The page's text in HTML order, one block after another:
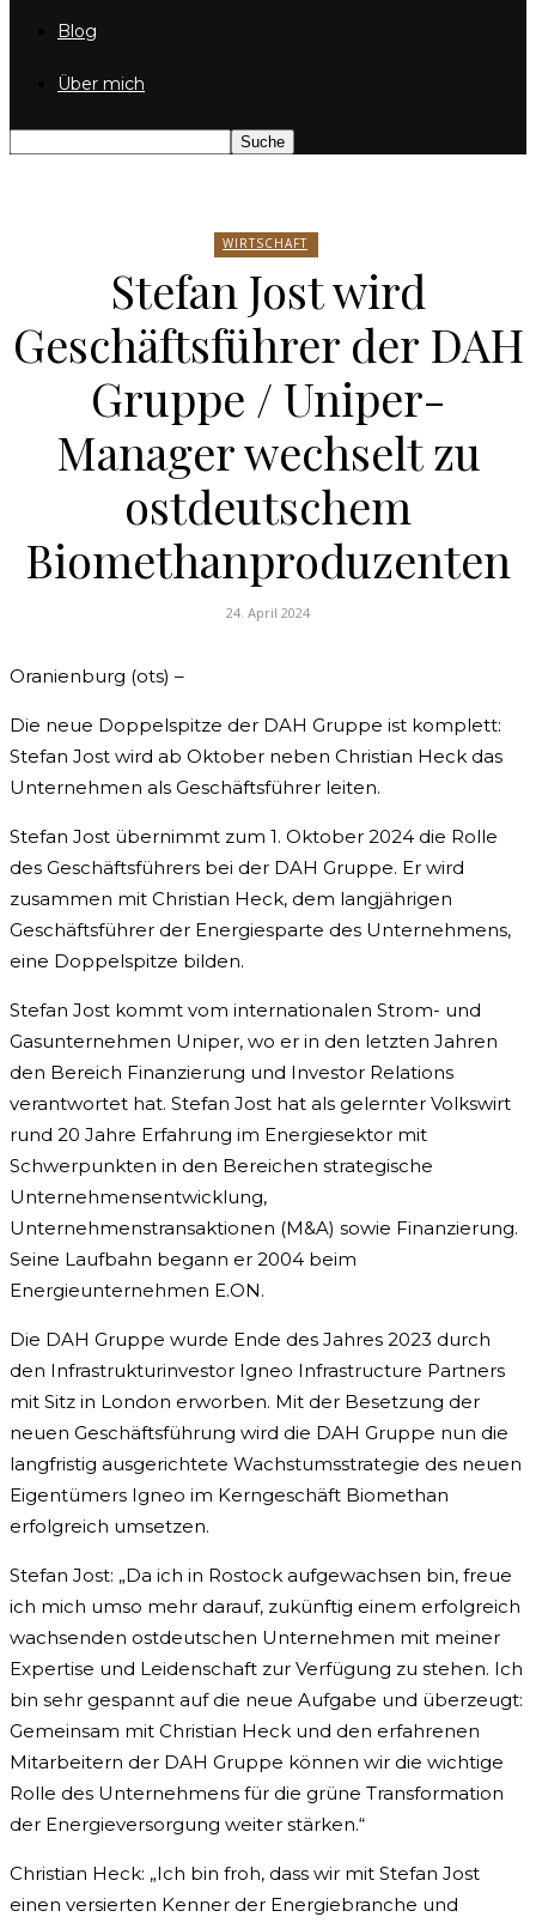
Blog
Über mich
WIRTSCHAFT
Stefan Jost wird
Geschäftsführer der DAH
Gruppe / Uniper-
Manager wechselt zu
ostdeutschem
Biomethanproduzenten
24. April 2024
Oranienburg (ots) –
Die neue Doppelspitze der DAH Gruppe ist komplett:
Stefan Jost wird ab Oktober neben Christian Heck das
Unternehmen als Geschäftsführer leiten.
Stefan Jost übernimmt zum 1. Oktober 2024 die Rolle
des Geschäftsführers bei der DAH Gruppe. Er wird
zusammen mit Christian Heck, dem langjährigen
Geschäftsführer der Energiesparte des Unternehmens,
eine Doppelspitze bilden.
Stefan Jost kommt vom internationalen Strom- und
Gasunternehmen Uniper, wo er in den letzten Jahren
den Bereich Finanzierung und Investor Relations
verantwortet hat. Stefan Jost hat als gelernter Volkswirt
rund 20 Jahre Erfahrung im Energiesektor mit
Schwerpunkten in den Bereichen strategische
Unternehmensentwicklung,
Unternehmenstransaktionen (M&A) sowie Finanzierung.
Seine Laufbahn begann er 2004 beim
Energieunternehmen E.ON.
Die DAH Gruppe wurde Ende des Jahres 2023 durch
den Infrastrukturinvestor Igneo Infrastructure Partners
mit Sitz in London erworben. Mit der Besetzung der
neuen Geschäftsführung wird die DAH Gruppe nun die
langfristig ausgerichtete Wachstumsstrategie des neuen
Eigentümers Igneo im Kerngeschäft Biomethan
erfolgreich umsetzen.
Stefan Jost: „Da ich in Rostock aufgewachsen bin, freue
ich mich umso mehr darauf, zukünftig einem erfolgreich
wachsenden ostdeutschen Unternehmen mit meiner
Expertise und Leidenschaft zur Verfügung zu stehen. Ich
bin sehr gespannt auf die neue Aufgabe und überzeugt:
Gemeinsam mit Christian Heck und den erfahrenen
Mitarbeitern der DAH Gruppe können wir die wichtige
Rolle des Unternehmens für die grüne Transformation
der Energieversorgung weiter stärken.“
Christian Heck: „Ich bin froh, dass wir mit Stefan Jost
einen versierten Kenner der Energiebranche und